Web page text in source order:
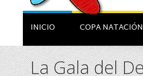
INICIO COPA
La Gala del